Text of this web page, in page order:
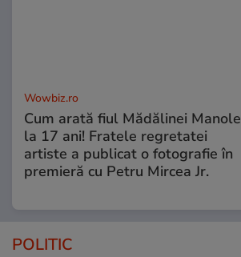
Wowbiz.ro
Cum arată fiul Mădălinei Manole
la 17 ani! Fratele regretatei
artiste a publicat o fotografie în
premieră cu Petru Mircea Jr.
POLITIC